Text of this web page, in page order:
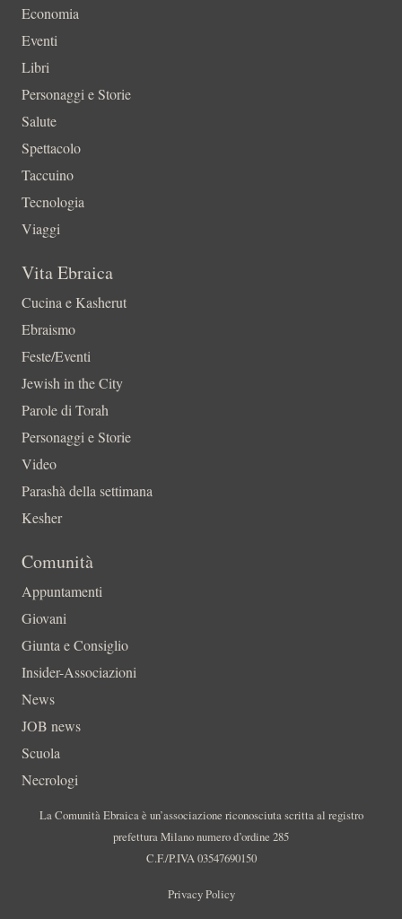
Economia
Eventi
Libri
Personaggi e Storie
Salute
Spettacolo
Taccuino
Tecnologia
Viaggi
Vita Ebraica
Cucina e Kasherut
Ebraismo
Feste/Eventi
Jewish in the City
Parole di Torah
Personaggi e Storie
Video
Parashà della settimana
Kesher
Comunità
Appuntamenti
Giovani
Giunta e Consiglio
Insider-Associazioni
News
JOB news
Scuola
Necrologi
La Comunità Ebraica è un’associazione riconosciuta scritta al registro
prefettura Milano numero d’ordine 285
C.F./P.IVA 03547690150
Privacy Policy